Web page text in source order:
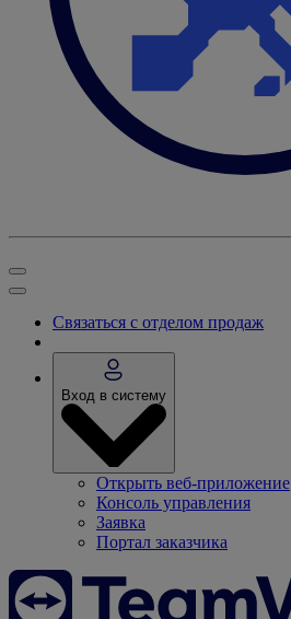
Связаться с отделом продаж
Вход в систему
Открыть веб-приложение
Консоль управления
Заявка
Портал заказчика